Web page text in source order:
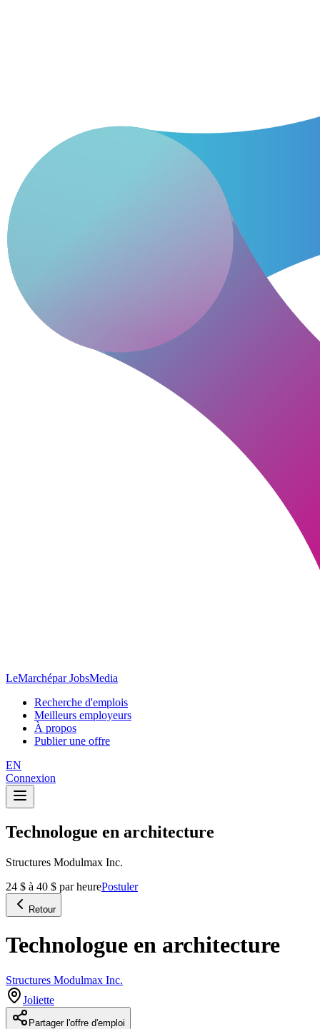
LeMarchépar JobsMedia
Recherche d'emplois
Meilleurs employeurs
À propos
Publier une offre
EN
Connexion
Technologue en architecture
Structures Modulmax Inc.
24 $ à 40 $ par heurePostuler
Retour
Technologue en architecture
Structures Modulmax Inc.
Joliette
Partager l'offre d'emploi